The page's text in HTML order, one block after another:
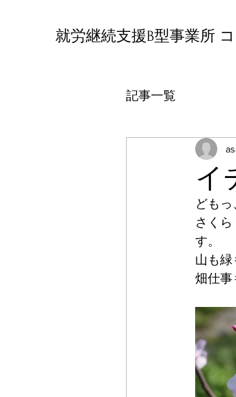
就労継続支援B型事業所
記事一覧
イ
どもっ
さく
す。
山も緑
畑仕事